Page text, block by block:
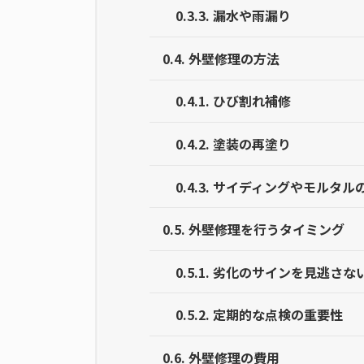
0.3.3. 漏水や雨漏り
0.4. 外壁修理の方法
0.4.1. ひび割れ補修
0.4.2. 塗装の再塗り
0.4.3. サイディングやモルタル
0.5. 外壁修理を行うタイミング
0.5.1. 劣化のサインを見逃さな
0.5.2. 定期的な点検の重要性
0.6. 外壁修理の費用